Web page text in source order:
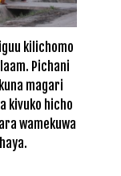
kilichomo
Pichani
magari
kivuko hicho
wamekuwa